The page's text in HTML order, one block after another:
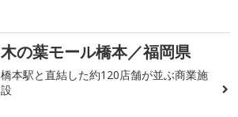
木の葉モール橋本／福岡県
橋本駅と直結した約120店舗が並ぶ商業施
設